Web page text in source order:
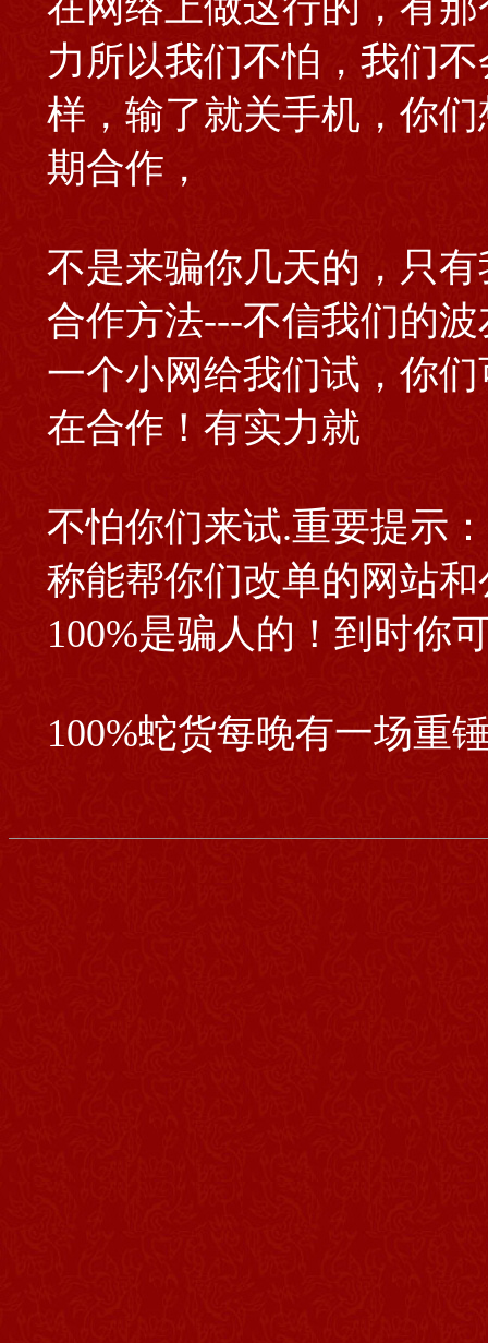
力所以我们不怕，我们
样，输了就关手机，你
期合作，
不是来骗你几天的，只
合作方法---不信我们的
一个小网给我们试，你
在合作！有实力就
不怕你们来试.重要提示
称能帮你们改单的网站
100%是骗人的！到时你
100%蛇货每晚有一场重